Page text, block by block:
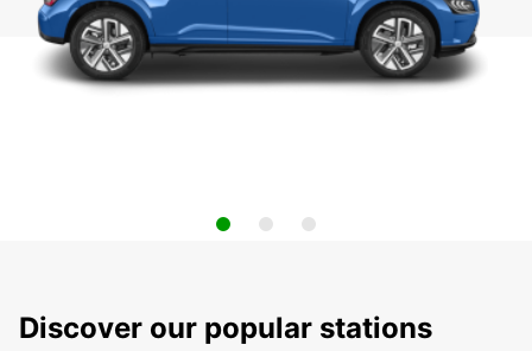
Discover our popular stations